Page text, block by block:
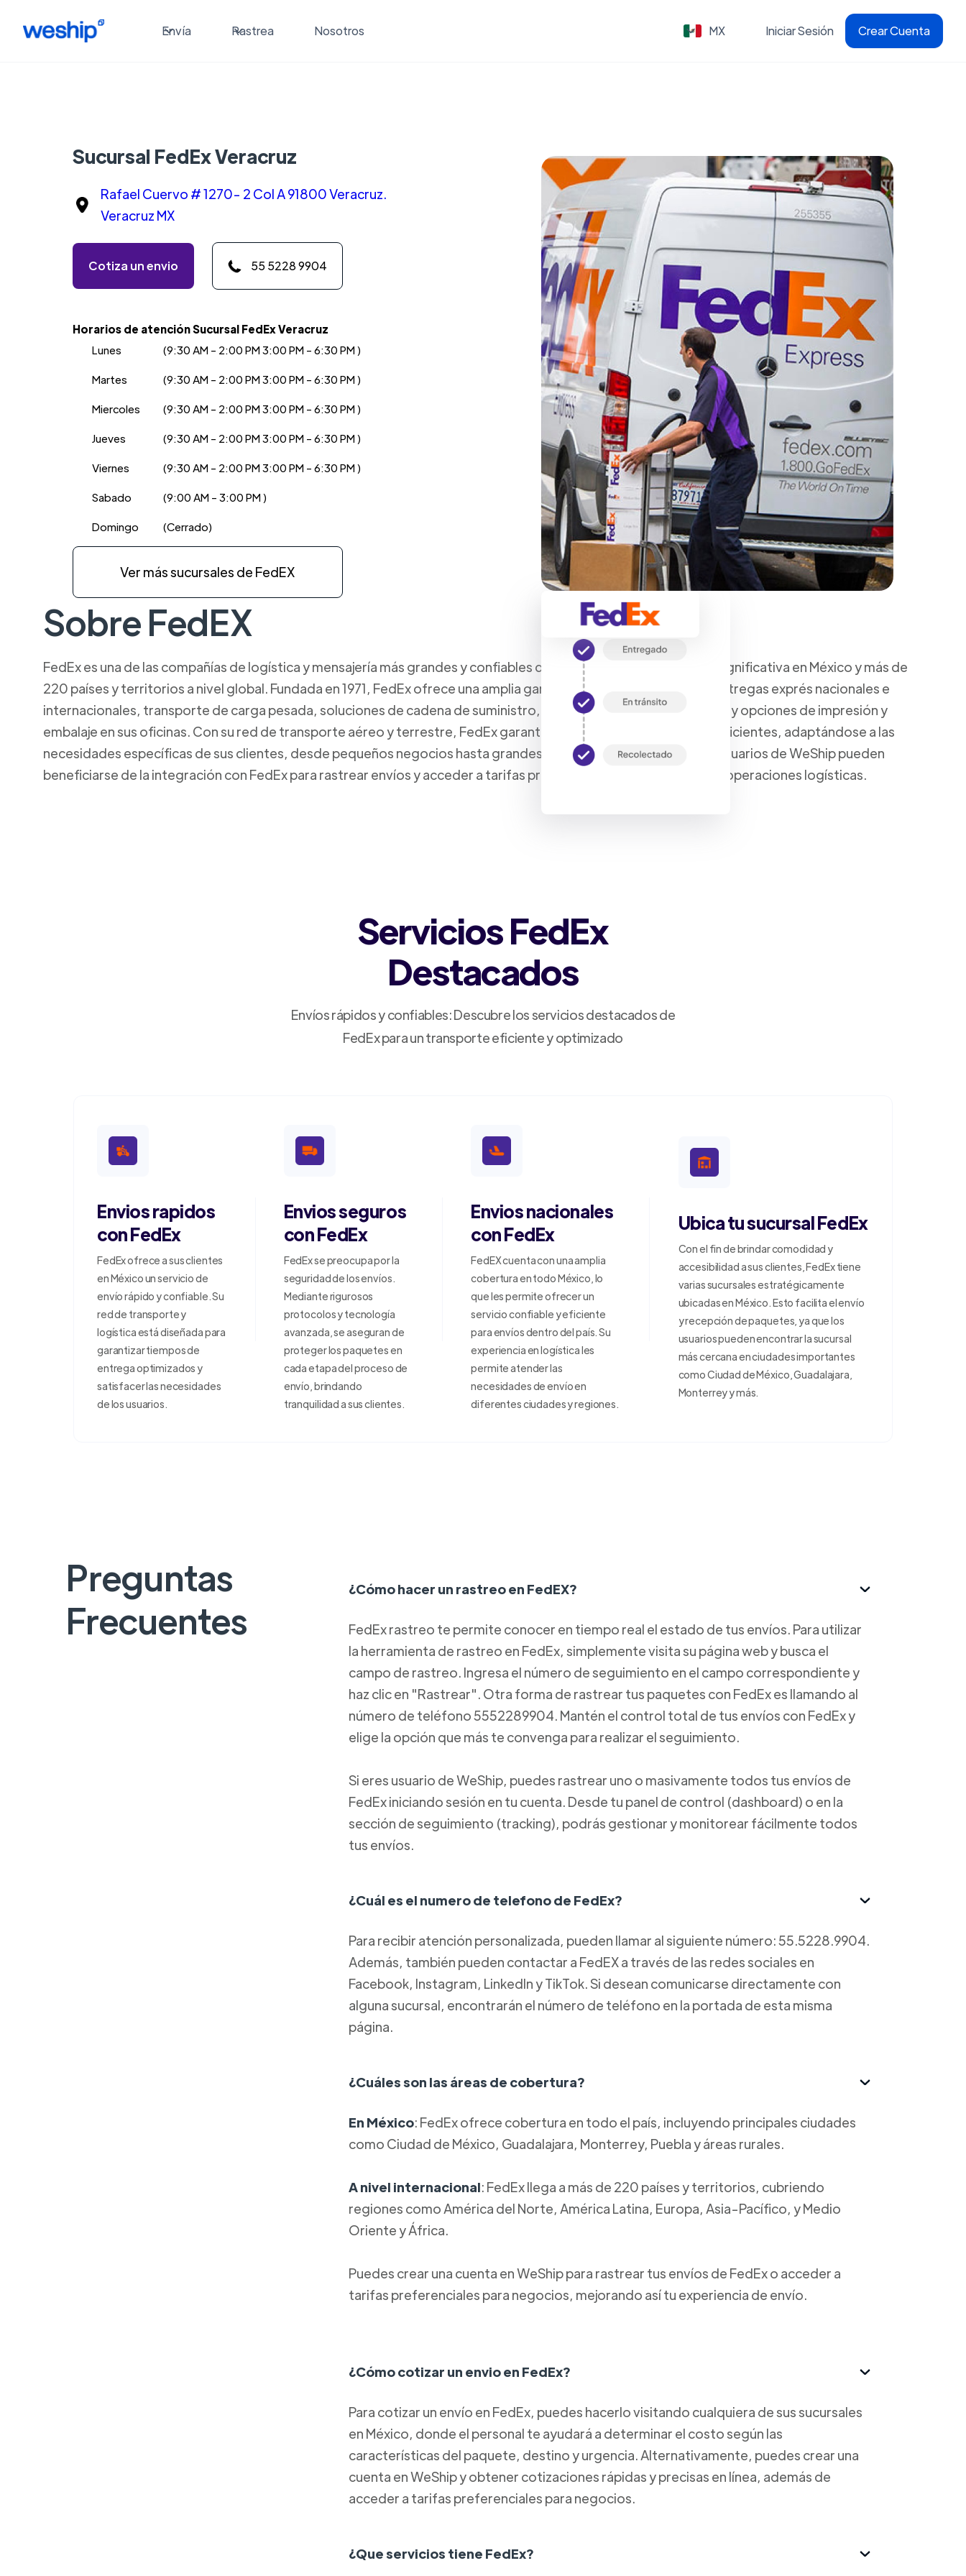
Envía Rastrea Nosotros MX Iniciar Sesión Crear Cuenta
Sucursal FedEx Veracruz
Rafael Cuervo # 1270- 2 Col A 91800 Veracruz.
Veracruz MX
Cotiza un envio 55 5228 9904
Horarios de atención Sucursal FedEx Veracruz
Lunes
(9:30 AM - 2:00 PM 3:00 PM - 6:30 PM )
Martes (9:30 AM - 2:00 PM 3:00 PM - 6:30 PM )
Miercoles (9:30 AM - 2:00 PM 3:00 PM - 6:30 PM )
Jueves (9:30 AM - 2:00 PM 3:00 PM - 6:30 PM )
Viernes (9:30 AM - 2:00 PM 3:00 PM - 6:30 PM )
Sabado (9:00 AM - 3:00 PM )
Domingo (Cerrado)
Ver más sucursales de FedEX
Sobre FedEX
FedEx es una de las compañías de logística y mensajería más grandes y confiables del mundo, con una presencia significativa en México y más de
220 países y territorios a nivel global. Fundada en 1971, FedEx ofrece una amplia gama de servicios que incluyen entregas exprés nacionales e
internacionales, transporte de carga pesada, soluciones de cadena de suministro, servicios de despacho aduanal y opciones de impresión y
embalaje en sus oficinas. Con su red de transporte aéreo y terrestre, FedEx garantiza envíos rápidos, seguros y eficientes, adaptándose a las
necesidades específicas de sus clientes, desde pequeños negocios hasta grandes corporaciones. Además, los usuarios de WeShip pueden
beneficiarse de la integración con FedEx para rastrear envíos y acceder a tarifas preferenciales, optimizando sus operaciones logísticas.
Servicios FedEx
Destacados
Envíos rápidos y confiables: Descubre los servicios destacados de
FedEx para un transporte eficiente y optimizado
Envios rapidos
con FedEx
FedEx ofrece a sus clientes
en México un servicio de
envío rápido y confiable. Su
red de transporte y
logística está diseñada para
garantizar tiempos de
entrega optimizados y
satisfacer las necesidades
de los usuarios.
Envios seguros
con FedEx
FedEx se preocupa por la
seguridad de los envíos.
Mediante rigurosos
protocolos y tecnología
avanzada, se aseguran de
proteger los paquetes en
cada etapa del proceso de
envío, brindando
tranquilidad a sus clientes.
Envios nacionales
con FedEx
FedEX cuenta con una amplia
cobertura en todo México, lo
que les permite ofrecer un
servicio confiable y eficiente
para envíos dentro del país. Su
experiencia en logística les
permite atender las
necesidades de envío en
diferentes ciudades y regiones.
Ubica tu sucursal FedEx
Con el fin de brindar comodidad y
accesibilidad a sus clientes, FedEx tiene
varias sucursales estratégicamente
ubicadas en México. Esto facilita el envío
y recepción de paquetes, ya que los
usuarios pueden encontrar la sucursal
más cercana en ciudades importantes
como Ciudad de México, Guadalajara,
Monterrey y más.
Preguntas
Frecuentes
¿Cómo hacer un rastreo en FedEX?
FedEx rastreo te permite conocer en tiempo real el estado de tus envíos. Para utilizar
la herramienta de rastreo en FedEx, simplemente visita su página web y busca el
campo de rastreo. Ingresa el número de seguimiento en el campo correspondiente y
haz clic en "Rastrear". Otra forma de rastrear tus paquetes con FedEx es llamando al
número de teléfono 5552289904. Mantén el control total de tus envíos con FedEx y
elige la opción que más te convenga para realizar el seguimiento.
Si eres usuario de WeShip, puedes rastrear uno o masivamente todos tus envíos de
FedEx iniciando sesión en tu cuenta. Desde tu panel de control (dashboard) o en la
sección de seguimiento (tracking), podrás gestionar y monitorear fácilmente todos
tus envíos.
¿Cuál es el numero de telefono de FedEx?
Para recibir atención personalizada, pueden llamar al siguiente número: 55.5228.9904.
Además, también pueden contactar a FedEX a través de las redes sociales en
Facebook, Instagram, LinkedIn y TikTok. Si desean comunicarse directamente con
alguna sucursal, encontrarán el número de teléfono en la portada de esta misma
página.
¿Cuáles son las áreas de cobertura?
En México: FedEx ofrece cobertura en todo el país, incluyendo principales ciudades
como Ciudad de México, Guadalajara, Monterrey, Puebla y áreas rurales.
A nivel internacional: FedEx llega a más de 220 países y territorios, cubriendo
regiones como América del Norte, América Latina, Europa, Asia-Pacífico, y Medio
Oriente y África.
Puedes crear una cuenta en WeShip para rastrear tus envíos de FedEx o acceder a
tarifas preferenciales para negocios, mejorando así tu experiencia de envío.
¿Cómo cotizar un envio en FedEx?
Para cotizar un envío en FedEx, puedes hacerlo visitando cualquiera de sus sucursales
en México, donde el personal te ayudará a determinar el costo según las
características del paquete, destino y urgencia. Alternativamente, puedes crear una
cuenta en WeShip y obtener cotizaciones rápidas y precisas en línea, además de
acceder a tarifas preferenciales para negocios.
¿Que servicios tiene FedEx?